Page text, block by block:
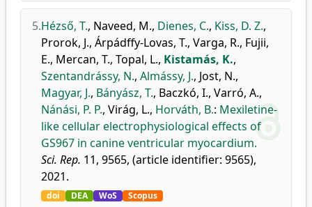
5.Hézső, T., Naveed, M., Dienes, C., Kiss, D. Z.,
Prorok, J., Árpádffy-Lovas, T., Varga, R., Fujii,
E., Mercan, T., Topal, L., Kistamás, K.,
Szentandrássy, N., Almássy, J., Jost, N.,
Magyar, J., Bányász, T., Baczkó, I., Varró, A.,
Nánási, P. P., Virág, L., Horváth, B.: Mexiletine-
like cellular electrophysiological effects of
GS967 in canine ventricular myocardium.
Sci. Rep. 11, 9565, (article identifier: 9565),
2021.
doi DEA WoS Scopus